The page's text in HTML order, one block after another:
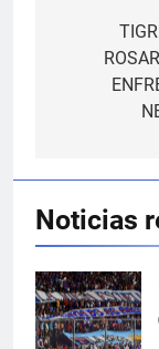
Noticias